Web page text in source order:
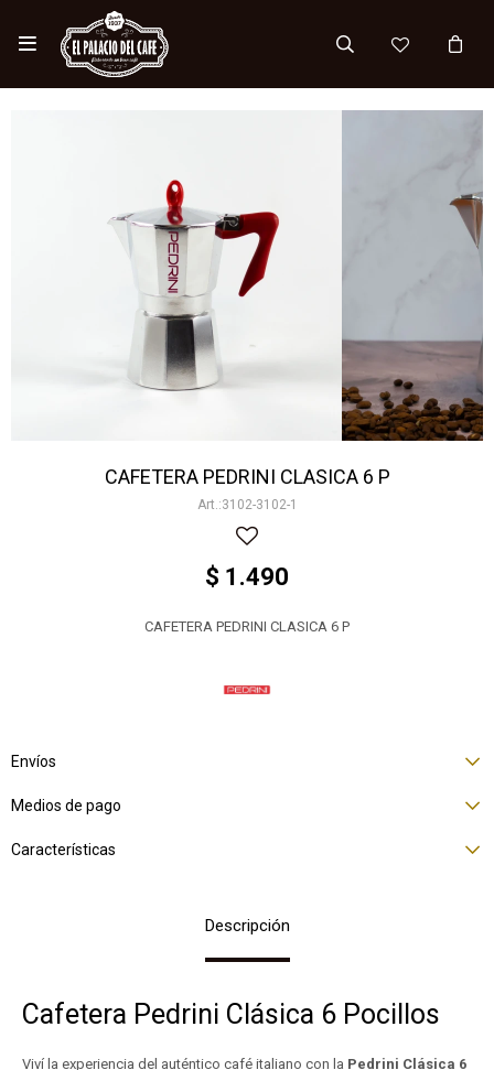

CAFETERA PEDRINI CLASICA 6 P
3102-3102-1
$ 1.490
CAFETERA PEDRINI CLASICA 6 P
Envíos
Medios de pago
Características
Descripción
Cafetera Pedrini Clásica 6 Pocillos
Viví la experiencia del auténtico café italiano con la Pedrini Clásica 6